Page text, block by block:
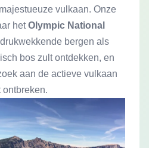
vulkaan. Onze
hetOlympic National
bergen als
bos zult ontdekken, en
aan de actieve vulkaan
ontbreken.